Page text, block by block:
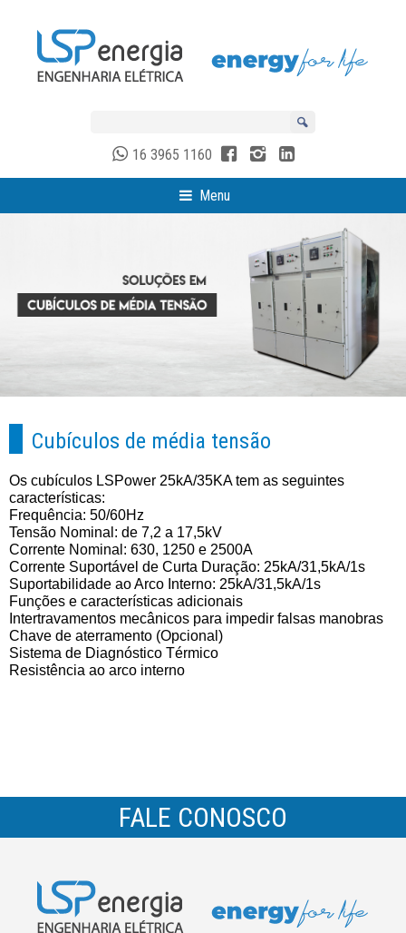
16 3965 1160
Menu
Cubículos de média tensão
Os cubículos LSPower 25kA/35KA tem as seguintes
características:
Frequência: 50/60Hz
Tensão Nominal: de 7,2 a 17,5kV
Corrente Nominal: 630, 1250 e 2500A
Corrente Suportável de Curta Duração: 25kA/31,5kA/1s
Suportabilidade ao Arco Interno: 25kA/31,5kA/1s
Funções e características adicionais
Intertravamentos mecânicos para impedir falsas manobras
Chave de aterramento (Opcional)
Sistema de Diagnóstico Térmico
Resistência ao arco interno
FALE CONOSCO